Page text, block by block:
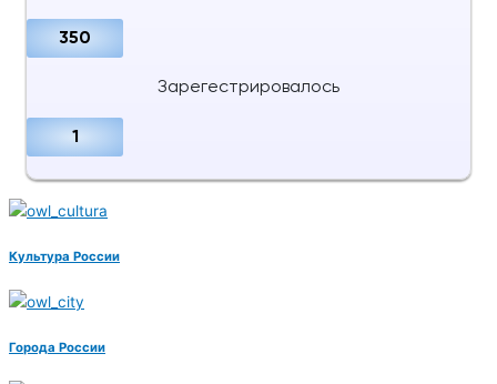
350
Зарегестрировалось
1
Культура России
Города России